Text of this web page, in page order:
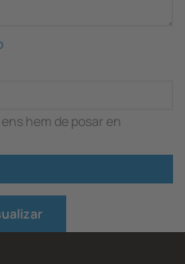
hem de posar en